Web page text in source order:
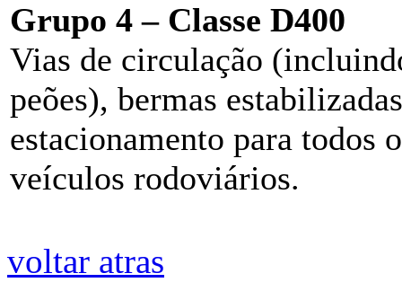
Grupo 4 – Classe D400
Vias de circulação
peões), bermas
estacionamento para todos
veículos rodoviários.
voltar atras